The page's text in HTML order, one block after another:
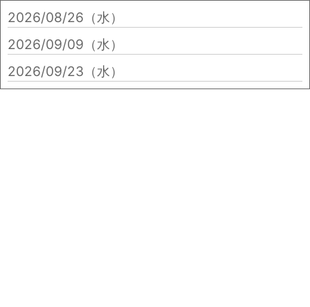
2026/08/26（水）
2026/09/09（水）
2026/09/23（水）